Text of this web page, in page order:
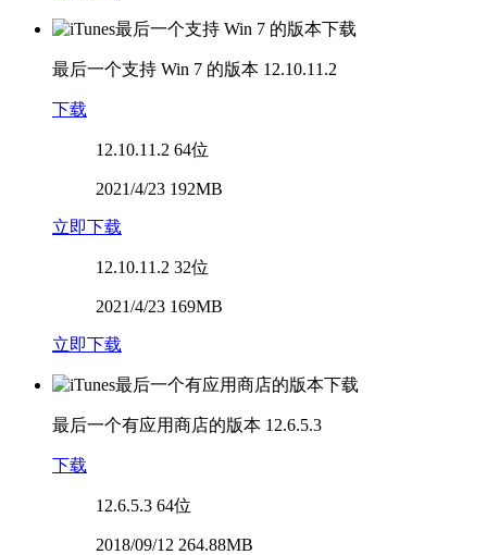
最后一个支持 Win 7 的版本 12.10.11.2
下载
12.10.11.2 64位
2021/4/23 192MB
立即下载
12.10.11.2 32位
2021/4/23 169MB
立即下载
最后一个有应用商店的版本 12.6.5.3
下载
12.6.5.3 64位
2018/09/12 264.88MB